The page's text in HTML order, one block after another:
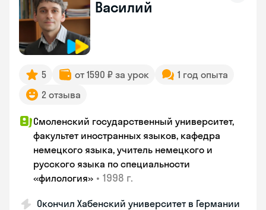
Василий
5 от 1590 ₽ за урок
1 год опыта
2 отзыва
Смоленский государственный университет,
факультет иностранных языков, кафедра
немецкого языка, учитель немецкого и
русского языка по специальности
«филология» • 1998 г.
Окончил Хабенский университет в Германии